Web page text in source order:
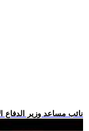
.. نائب مساعد وزير